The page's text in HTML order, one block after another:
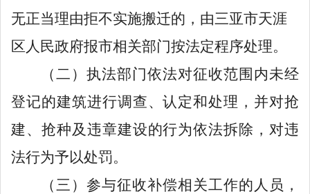
无正当理由拒不实施搬迁的，由三亚市天涯
区人民政府报市相关部门按法定程序处理。
（二） 执法部门依法对征收范围内未经
登记的建筑进行调查、认定和处理，并对抢
建、抢种及违章建设的行为依法拆除，对违
法行为予以处罚。
（三） 参与征收补偿相关工作的人员，